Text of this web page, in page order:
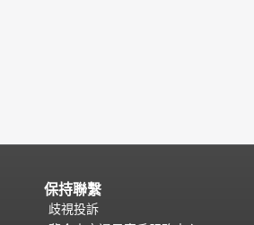
保持聯繫
歧視投訴